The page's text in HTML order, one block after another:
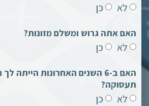
לא כן
האם אתה גרוש ומשלם מזונות?
לא כן
האם ב-6 השנים האחרונות
תעסוקה?
לא כן